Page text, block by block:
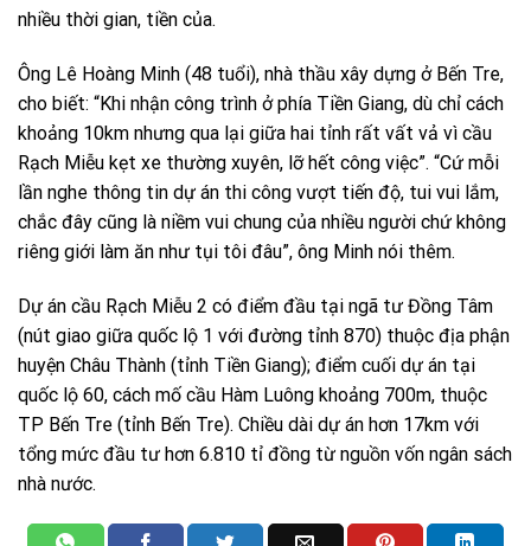
nhiều thời gian, tiền của.
Ông Lê Hoàng Minh (48 tuổi), nhà thầu xây dựng ở Bến Tre,
cho biết: “Khi nhận công trình ở phía Tiền Giang, dù chỉ cách
khoảng 10km nhưng qua lại giữa hai tỉnh rất vất vả vì cầu
Rạch Miễu kẹt xe thường xuyên, lỡ hết công việc”. “Cứ mỗi
lần nghe thông tin dự án thi công vượt tiến độ, tui vui lắm,
chắc đây cũng là niềm vui chung của nhiều người chứ không
riêng giới làm ăn như tụi tôi đâu”, ông Minh nói thêm.
Dự án cầu Rạch Miễu 2 có điểm đầu tại ngã tư Đồng Tâm
(nút giao giữa quốc lộ 1 với đường tỉnh 870) thuộc địa phận
huyện Châu Thành (tỉnh Tiền Giang); điểm cuối dự án tại
quốc lộ 60, cách mố cầu Hàm Luông khoảng 700m, thuộc
TP Bến Tre (tỉnh Bến Tre). Chiều dài dự án hơn 17km với
tổng mức đầu tư hơn 6.810 tỉ đồng từ nguồn vốn ngân sách
nhà nước.